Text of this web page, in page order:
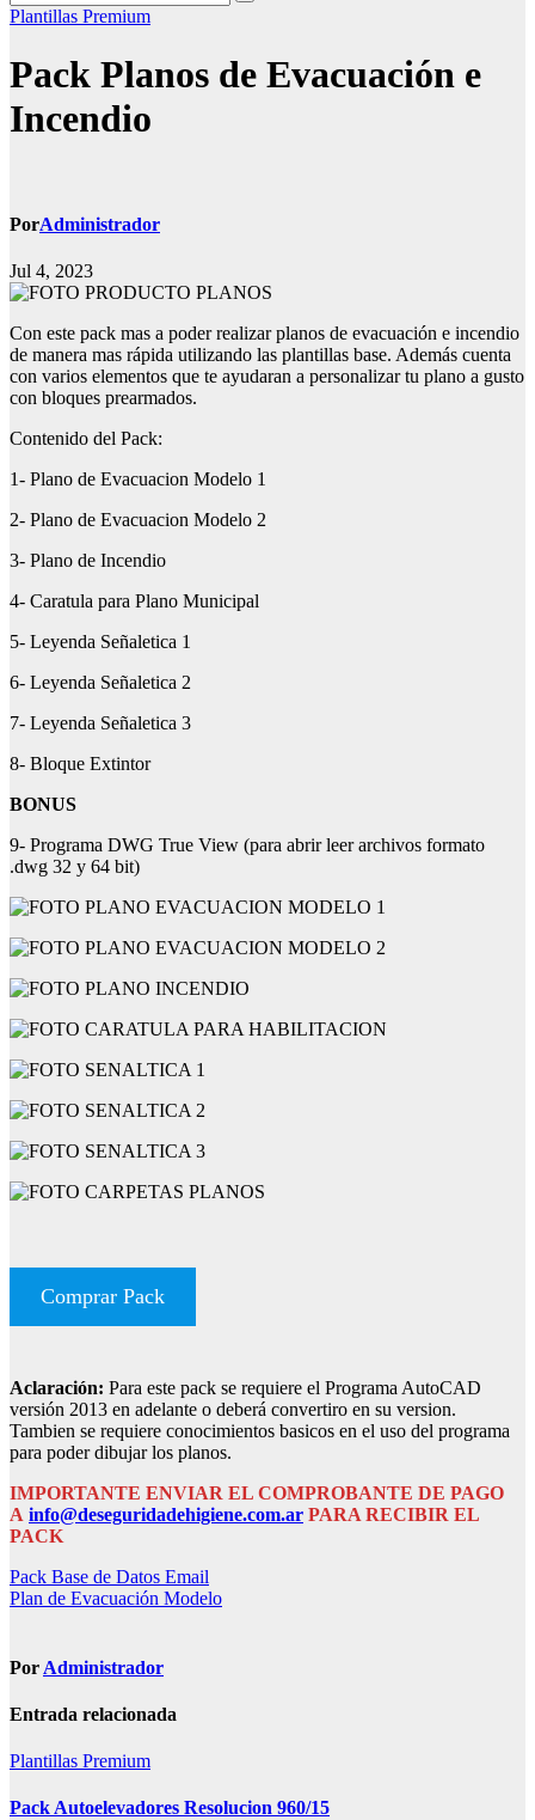
Plantillas Premium
Pack Planos de Evacuación e
Incendio
PorAdministrador
Jul 4, 2023
Con este pack mas a poder realizar planos de evacuación e incendio
de manera mas rápida utilizando las plantillas base. Además cuenta
con varios elementos que te ayudaran a personalizar tu plano a gusto
con bloques prearmados.
Contenido del Pack:
1- Plano de Evacuacion Modelo 1
2- Plano de Evacuacion Modelo 2
3- Plano de Incendio
4- Caratula para Plano Municipal
5- Leyenda Señaletica 1
6- Leyenda Señaletica 2
7- Leyenda Señaletica 3
8- Bloque Extintor
BONUS
9- Programa DWG True View (para abrir leer archivos formato
.dwg 32 y 64 bit)
Comprar Pack
Aclaración: Para este pack se requiere el Programa AutoCAD
versión 2013 en adelante o deberá convertiro en su version.
Tambien se requiere conocimientos basicos en el uso del programa
para poder dibujar los planos.
IMPORTANTE ENVIAR EL COMPROBANTE DE PAGO
A info@deseguridadehigiene.com.ar PARA RECIBIR EL
PACK
Navegación
de
Pack Base de Datos Email
Plan de Evacuación Modelo
Por Administrador
Entrada relacionada
Plantillas Premium
Pack Autoelevadores Resolucion 960/15